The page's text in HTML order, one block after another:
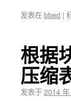
发表在bbed |
根据
压缩
发表于2014